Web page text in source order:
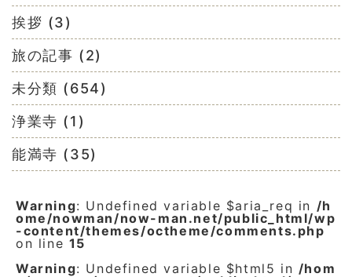
挨拶 (3)
旅の記事 (2)
未分類 (654)
浄業寺 (1)
能満寺 (35)
Warning: Undefined variable $aria_req in /h
ome/nowman/now-man.net/public_html/wp
-content/themes/octheme/comments.php
on line 15
Warning: Undefined variable $html5 in /hom